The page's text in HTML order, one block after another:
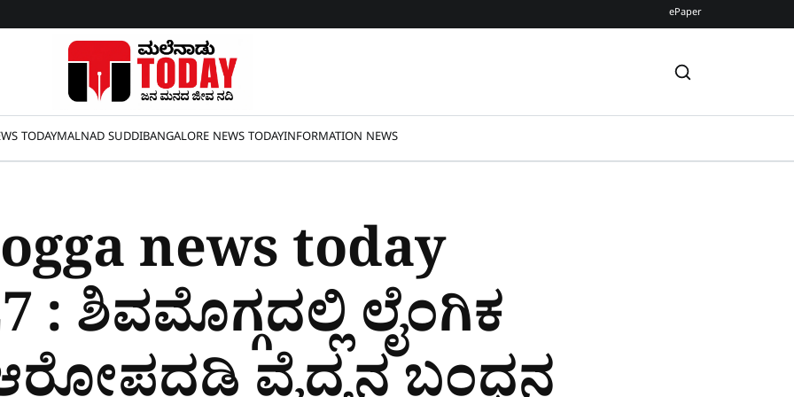
ePaper
TODAYMALNAD SUDDIBANGALORE NEWS TODAYINFORMATION NEWS
news today
ಶಿವಮೊಗ್ಗದಲ್ಲಿ ಲೈಂಗಿಕ